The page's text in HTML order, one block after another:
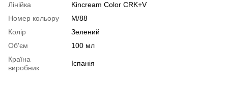
Лінійка
Kincream Color CRK+V
Номер кольору
М/88
Колір
Зелений
Об'єм
100 мл
Країна
виробник
Іспанія